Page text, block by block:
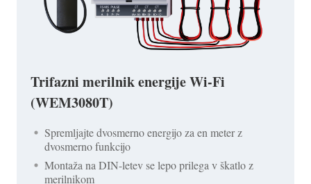
Trifazni merilnik energije Wi-Fi
(WEM3080T)
Spremljajte dvosmerno energijo za en meter z
dvosmerno funkcijo
Montaža na DIN-letev se lepo prilega v škatlo z
merilnikom